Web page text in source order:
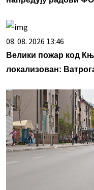
08. 08. 2026 13:46
Велики пожар код
локализован: